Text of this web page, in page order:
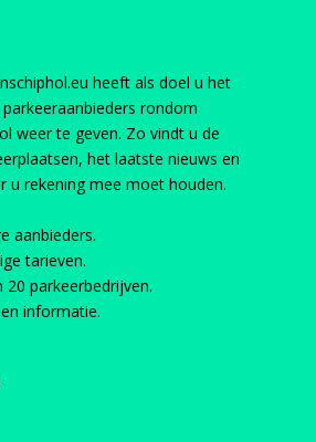
heeft als doel u het
rondom
weer te geven. Zo vindt u de
het laatste nieuws en
u rekening mee moet houden.
aanbieders.
tarieven.
20 parkeerbedrijven.
informatie.